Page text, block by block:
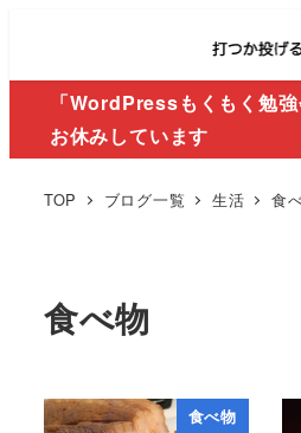
「WordPressもくもく勉
お休みしています
TOP ブログ一覧 生活 食
食べ物
食べ物